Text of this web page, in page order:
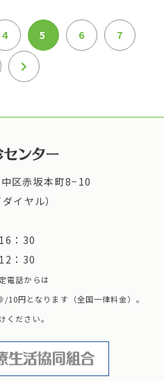
4 5 6 7
区赤坂本町8−10
イヤル）
：30
30
電話からは
円となります（全国一律料金）。
ください。